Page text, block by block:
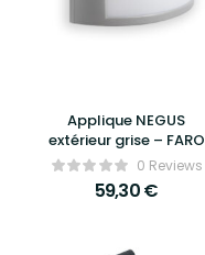
Applique NEGUS
extérieur grise – FARO
0 Reviews
59,30€